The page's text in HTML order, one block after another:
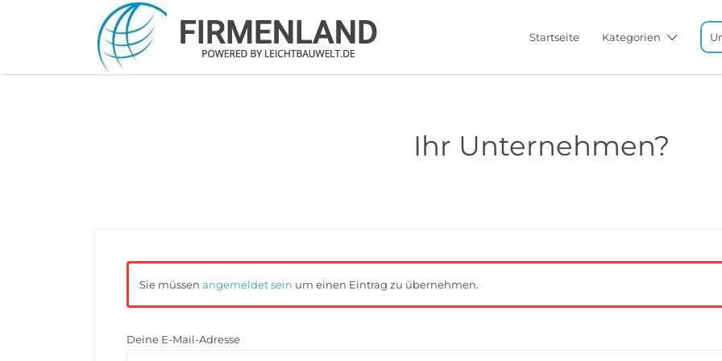
Startseite Kategorien
Suchen
nach:
Ihr Unternehmen?
Sie müssen angemeldet sein um einen Eintrag zu übernehmen.
Deine E-Mail-Adresse